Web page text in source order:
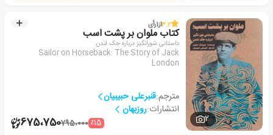
2
3.2از1رأی
کتاب ملوان بر پشت اسب
داستانی شورانگیز درباره جک لندن
Sailor on Horseback: The Story of Jack
London
مترجم:قنبرعلی حبیبیان
انتشارات:روزبهان
٪15795،000675،750